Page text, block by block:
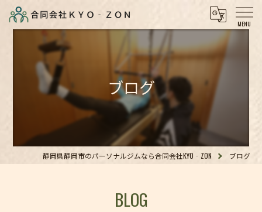
ブログ
静岡県静岡市のパーソナルジムなら合同会社KYO‐ZON ブログ
BLOG